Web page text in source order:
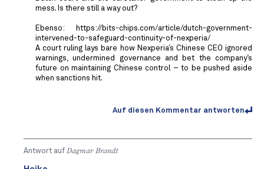
mess. Is there still a way out?
Ebenso: https://bits-chips.com/article/dutch-government-
intervened-to-safeguard-continuity-of-nexperia/
A court ruling lays bare how Nexperia’s Chinese CEO ignored
warnings, undermined governance and bet the company’s
future on maintaining Chinese control – to be pushed aside
when sanctions hit.
Auf diesen Kommentar antworten
Antwort auf Dagmar Brandt